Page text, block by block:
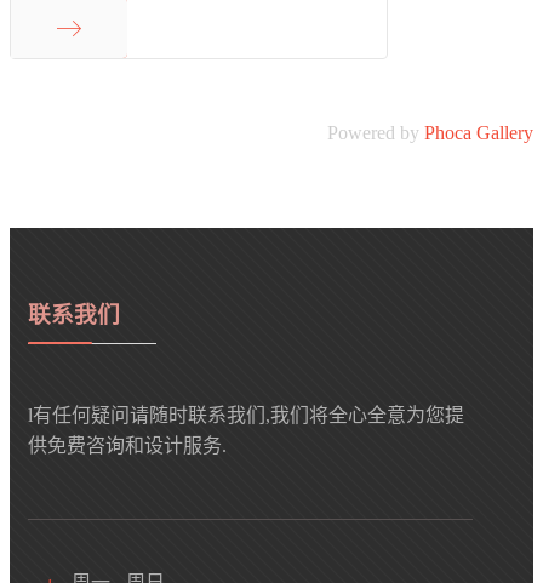
Powered by Phoca Gallery
联系我们
l有任何疑问请随时联系我们,我们将全心全意为您提
供免费咨询和设计服务.